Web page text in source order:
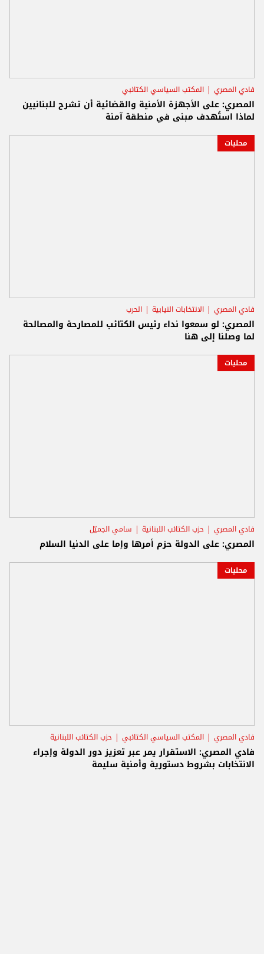
فادي المصري المكتب السياسي الكتائبي
المصري: على الأجهزة الأمنية والقضائية أن تشرح للبنانيين
لماذا استُهدف مبنى في منطقة آمنة
محليات
فادي المصري الانتخابات النيابية الحرب
المصري: لو سمعوا نداء رئيس الكتائب للمصارحة والمصالحة
لما وصلنا إلى هنا
محليات
فادي المصري حزب الكتائب اللبنانية سامي الجميّل
المصري: على الدولة حزم أمرها وإما على الدنيا السلام
محليات
فادي المصري المكتب السياسي الكتائبي حزب الكتائب اللبنانية
فادي المصري: الاستقرار يمر عبر تعزيز دور الدولة وإجراء
الانتخابات بشروط دستورية وأمنية سليمة